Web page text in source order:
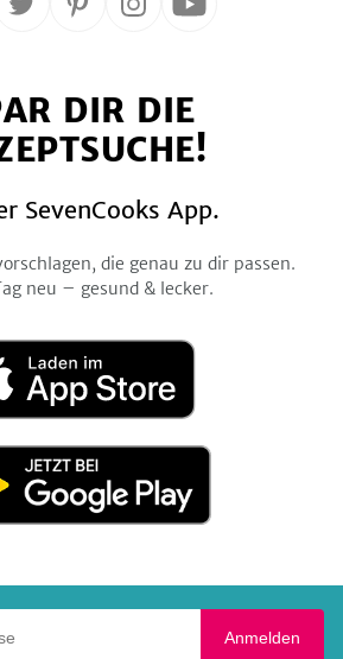
Folge
Twitter
Folge
Pinterest
Folge
Instagram
Folge
YouTube
DIR DIE
SevenCooks App.
die genau zu dir passen.
neu – gesund & lecker.
Anmelden